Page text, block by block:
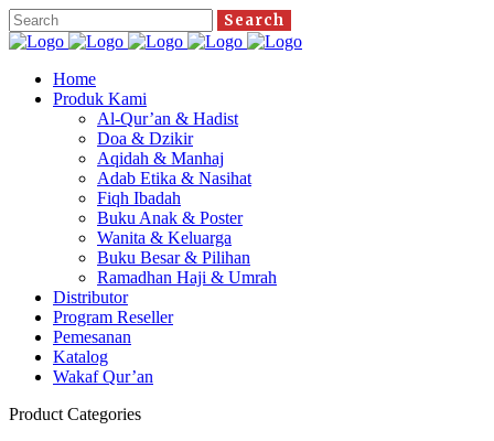
Home
Produk Kami
Al-Qur’an & Hadist
Doa & Dzikir
Aqidah & Manhaj
Adab Etika & Nasihat
Fiqh Ibadah
Buku Anak & Poster
Wanita & Keluarga
Buku Besar & Pilihan
Ramadhan Haji & Umrah
Distributor
Program Reseller
Pemesanan
Katalog
Wakaf Qur’an
Product Categories